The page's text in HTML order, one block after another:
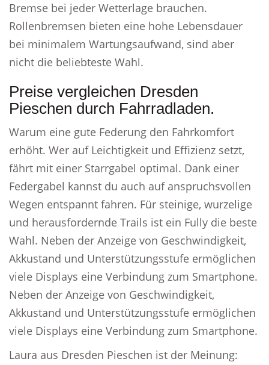
Bremse bei jeder Wetterlage brauchen.
Rollenbremsen bieten eine hohe Lebensdauer
bei minimalem Wartungsaufwand, sind aber
nicht die beliebteste Wahl.
Preise vergleichen Dresden
Pieschen durch Fahrradladen.
Warum eine gute Federung den Fahrkomfort
erhöht. Wer auf Leichtigkeit und Effizienz setzt,
fährt mit einer Starrgabel optimal. Dank einer
Federgabel kannst du auch auf anspruchsvollen
Wegen entspannt fahren. Für steinige, wurzelige
und herausfordernde Trails ist ein Fully die beste
Wahl. Neben der Anzeige von Geschwindigkeit,
Akkustand und Unterstützungsstufe ermöglichen
viele Displays eine Verbindung zum Smartphone.
Neben der Anzeige von Geschwindigkeit,
Akkustand und Unterstützungsstufe ermöglichen
viele Displays eine Verbindung zum Smartphone.
Laura aus Dresden Pieschen ist der Meinung: